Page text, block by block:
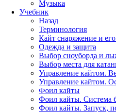
Музыка
Учебник
Назад
Терминология
Кайт снаряжение и
Одежда и защита
Выбор сноуборда и
Выбор места для
Управление кайтом.
Управление кайтом.
Фоил кайты
Фоил кайты. Система
Фоил кайты. Запуск,